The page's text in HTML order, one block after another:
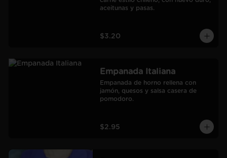
aceitunas y pasas.
$3.20
Empanada Italiana
Empanada de horno rellena con
jamón, quesos y salsa casera de
pomodoro.
$2.95